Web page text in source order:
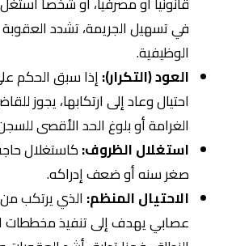
في تسهيل الجريمة، تشدد العقوبة
الوظيفية.
العود (التكرار):إذا سبق الحكم
احتيال وعاد إلى ارتكابها، يجوز
الغرامة أو بلوغ الحد الأقصى
استغلال الظروف:كاستغلال
صغر سنه أو ضعف إدراكه.
الاحتيال المنظم: الذي يرتكب
عصابي يهدف إلى تنفيذ مخططات